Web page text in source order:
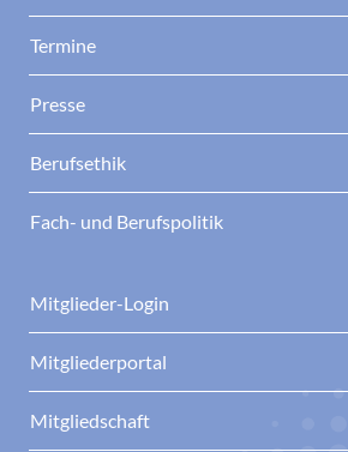
Termine
Presse
Berufsethik
Fach- und Berufspolitik
Mitglieder-Login
Mitgliederportal
Mitgliedschaft